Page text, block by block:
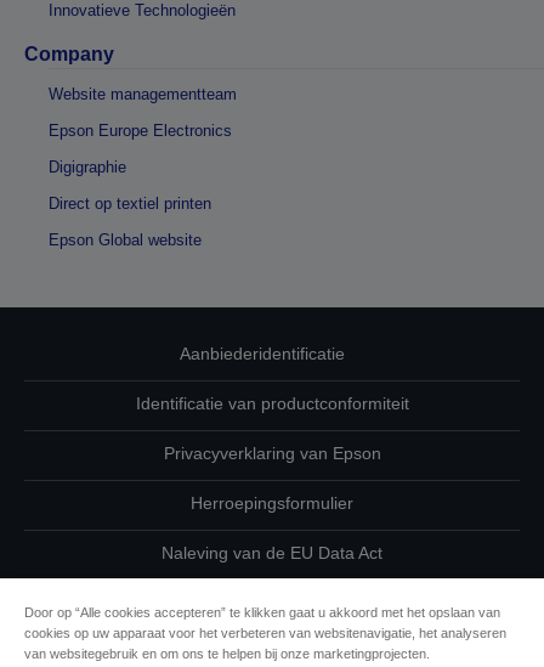
Innovatieve Technologieën
Company
Website managementteam
Epson Europe Electronics
Digigraphie
Direct op textiel printen
Epson Global website
Aanbiederidentificatie
Identificatie van productconformiteit
Privacyverklaring van Epson
Herroepingsformulier
Naleving van de EU Data Act
Cookie-informatie
Door op “Alle cookies accepteren” te klikken gaat u akkoord met het opslaan van
cookies op uw apparaat voor het verbeteren van websitenavigatie, het analyseren
van websitegebruik en om ons te helpen bij onze marketingprojecten.